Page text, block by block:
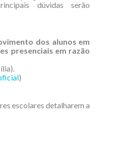
dúvidas serão
dos alunos em
presenciais em razão
)
escolares detalharem a